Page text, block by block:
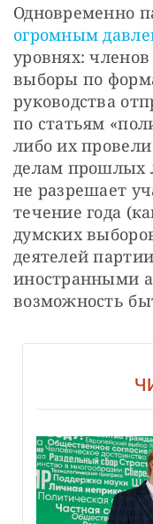
Одновременно
огромным
уровнях:
выборы по
руководства
по статьям
либо их
делам прошлых
не разрешает
течение года
думских
деятелей
иностранными
возможность